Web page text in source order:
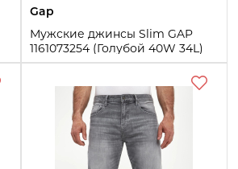
Gap
Мужские джинсы Slim GAP
1161073254 (Голубой 40W 34L)
Купить